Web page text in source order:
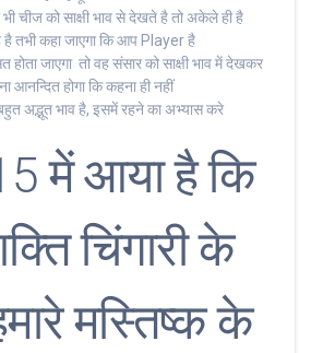
भी चीज को साक्षी भाव से देखते है तो अकेले ही है
तभी कहा जाएगा कि आप Player है
होता जाएगा तो वह संसार को साक्षी भाव में देखकर
आनन्दित होगा कि कहना ही नहीं
बहुत अद्भूत भाव है, इसमें रहने का अभ्यास करे
में आया है कि
चिंगारी के
मस्तिष्क के